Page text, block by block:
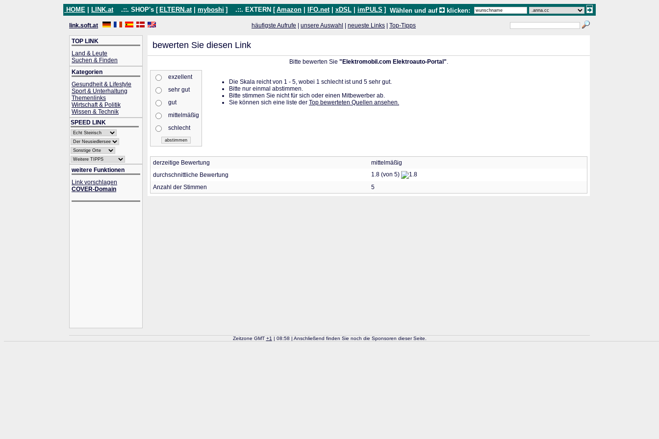
HOME LINK.at .::. SHOP's [ ELTERN.at myboshi ] .::. EXTERN [ Amazon IFO.net xDSL imPULS ] Wählen und auf klicken:
link.soft.at häufigste Aufrufe unsere Auswahl neueste Links Top-Tipps
TOP LINK
Land & Leute
Suchen & Finden
Kategorien
Gesundheit & Lifestyle
Sport & Unterhaltung
Themenlinks
Wirtschaft & Politik
Wissen & Technik
SPEED LINK
weitere Funktionen
Link vorschlagen
COVER-Domain
bewerten Sie diesen Link
Bitte bewerten Sie "Elektromobil.com Elektroauto-Portal".
exzellent
sehr gut
gut
mittelmäßig
schlecht
Die Skala reicht von 1 - 5, wobei 1 schlecht ist und 5 sehr gut.
Bitte nur einmal abstimmen.
Bitte stimmen Sie nicht für sich oder einen Mitbewerber ab.
Sie können sich eine liste der Top bewerteten Quellen ansehen.
derzeitige Bewertung
mittelmäßig
durchschnittliche Bewertung
1.8 (von 5)
Anzahl der Stimmen
5
Zeitzone GMT +1 | 08:58 | Anschließend finden Sie noch die Sponsoren dieser Seite.